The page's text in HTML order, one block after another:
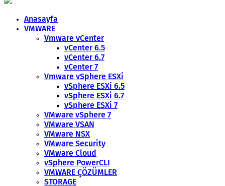
Anasayfa
VMWARE
Vmware vCenter
vCenter 6.5
vCenter 6.7
vCenter 7
Vmware vSphere ESXi
vSphere ESXi 6.5
vSphere ESXi 6.7
vSphere ESXi 7
VMware vSphere 7
VMware VSAN
VMware NSX
VMware Security
VMware Cloud
vSphere PowerCLI
VMWARE ÇÖZÜMLER
STORAGE